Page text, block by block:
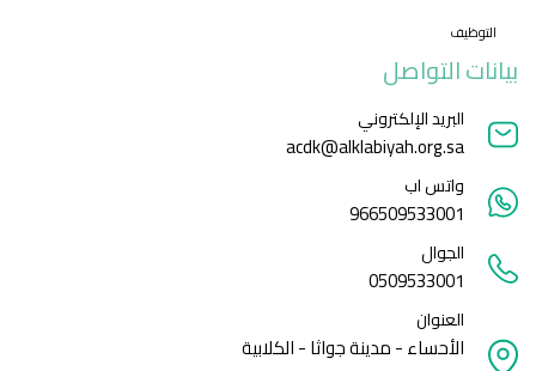
التوظيف
بيانات التواصل
البريد الإلكتروني
acdk@alklabiyah.org.sa
واتس اب
966509533001
الجوال
0509533001
العنوان
الأحساء - مدينة جواثا - الكلابية